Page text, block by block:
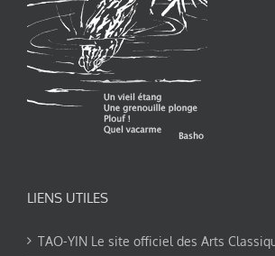
LIENS UTILES
TAO-YIN Le site officiel des Arts